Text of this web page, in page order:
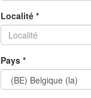
Localité *
Pays *